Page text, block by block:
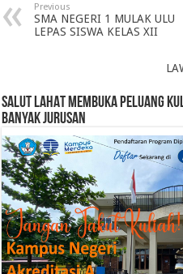
Previous
SMA NEGERI 1 MULAK ULU
LEPAS SISWA KELAS XII
SALUT LAHAT MEMBUKA PELUANG
BANYAK JURUSAN